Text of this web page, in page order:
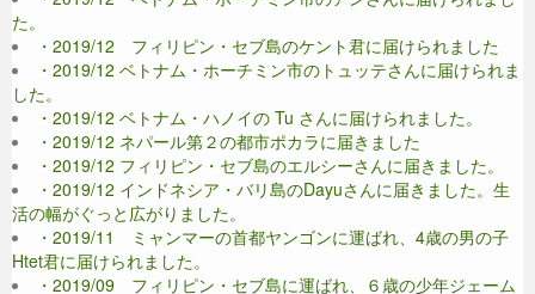
た。
・2019/12 フィリピン・セブ島のケント君に届けられました
・2019/12 ベトナム・ホーチミン市のトュッテさんに届けられま
した。
・2019/12 ベトナム・ハノイの Tu さんに届けられました。
・2019/12 ネパール第２の都市ポカラに届きました
・2019/12 フィリピン・セブ島のエルシーさんに届きました。
・2019/12 インドネシア・バリ島のDayuさんに届きました。生
活の幅がぐっと広がりました。
・2019/11 ミャンマーの首都ヤンゴンに運ばれ、4歳の男の子
Htet君に届けられました。
・2019/09 フィリピン・セブ島に運ばれ、６歳の少年ジェーム